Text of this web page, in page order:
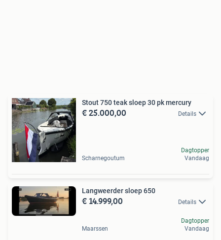
Stout 750 teak sloep 30 pk mercury
€ 25.000,00 Details
Scharnegoutum
Dagtopper
Vandaag
Langweerder sloep 650
€ 14.999,00 Details
Maarssen
Dagtopper
Vandaag